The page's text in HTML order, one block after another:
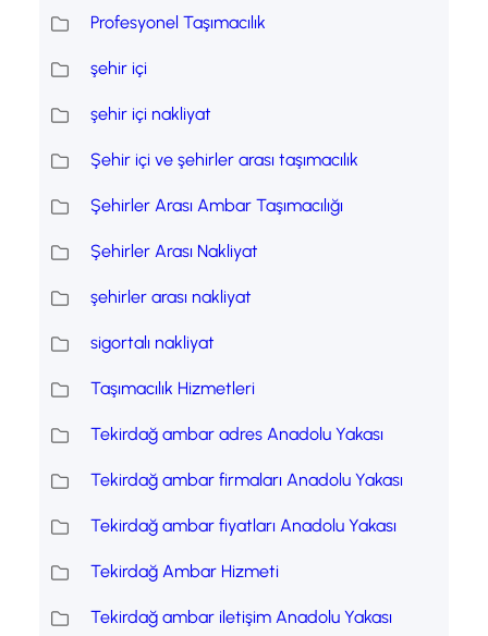
Profesyonel Taşımacılık
şehir içi
şehir içi nakliyat
Şehir içi ve şehirler arası taşımacılık
Şehirler Arası Ambar Taşımacılığı
Şehirler Arası Nakliyat
şehirler arası nakliyat
sigortalı nakliyat
Taşımacılık Hizmetleri
Tekirdağ ambar adres Anadolu Yakası
Tekirdağ ambar firmaları Anadolu Yakası
Tekirdağ ambar fiyatları Anadolu Yakası
Tekirdağ Ambar Hizmeti
Tekirdağ ambar iletişim Anadolu Yakası